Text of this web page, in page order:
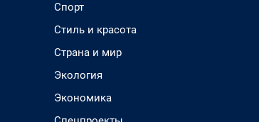
Спорт
Стиль и красота
Страна и мир
Экология
Экономика